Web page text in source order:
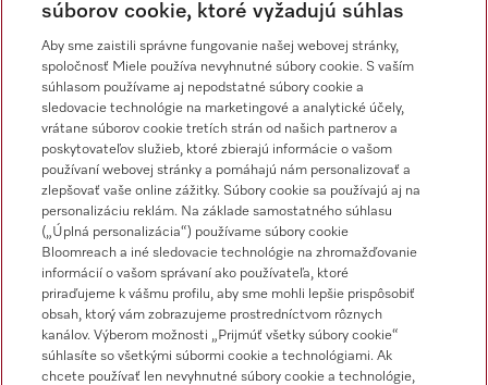
Newsletter
Impressum
Miele na Instagrame
Miele na YouTube
súborov cookie, ktoré vyžadujú súhlas
Aby sme zaistili správne fungovanie našej webovej stránky,
spoločnosť Miele používa nevyhnutné súbory cookie. S vaším
súhlasom používame aj nepodstatné súbory cookie a
sledovacie technológie na marketingové a analytické účely,
vrátane súborov cookie tretích strán od našich partnerov a
poskytovateľov služieb, ktoré zbierajú informácie o vašom
používaní webovej stránky a pomáhajú nám personalizovať a
zlepšovať vaše online zážitky. Súbory cookie sa používajú aj na
personalizáciu reklám. Na základe samostatného súhlasu
(„Úplná personalizácia“) používame súbory cookie
Bloomreach a iné sledovacie technológie na zhromažďovanie
informácií o vašom správaní ako používateľa, ktoré
priraďujeme k vášmu profilu, aby sme mohli lepšie prispôsobiť
obsah, ktorý vám zobrazujeme prostredníctvom rôznych
kanálov. Výberom možnosti „Prijmúť všetky súbory cookie“
súhlasíte so všetkými súbormi cookie a technológiami. Ak
chcete používať len nevyhnutné súbory cookie a technológie,